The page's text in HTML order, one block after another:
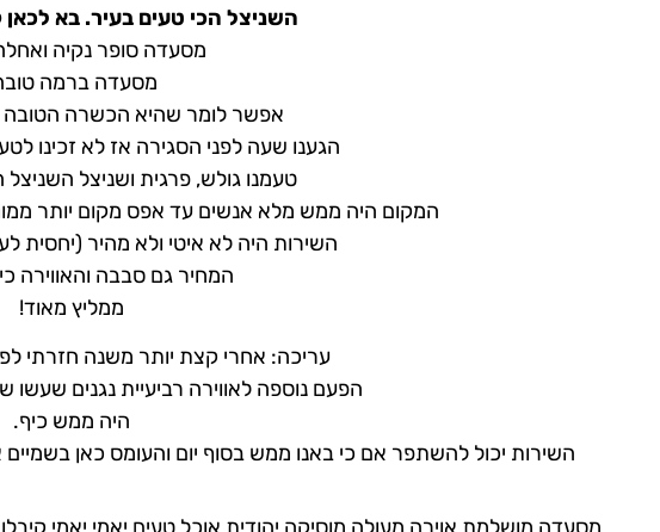
השניצל הכי טעים בעיר. בא לכאן
מסעדה סופר נקיה
מסעדה ברמה
אפשר לומר שהיא הכשרה הטובה
הגענו שעה לפני הסגירה אז לא זכינו
טעמנו גולש, פרגית ושניצל השניצל
המקום היה ממש מלא אנשים עד אפס מקום יותר
השירות היה לא איטי ולא מהיר (יחסית
המחיר גם סבבה והאווירה
ממליץ מאוד!
עריכה: אחרי קצת יותר משנה חזרתי
הפעם נוספה לאווירה רביעיית נגנים
היה ממש כיף.
השירות יכול להשתפר אם כי באנו ממש בסוף יום והעומס כאן בשמיים
מסעדה מושלמת אוירה מעולה מוסיקה יהודית אוכל טעים יאמי יאמי